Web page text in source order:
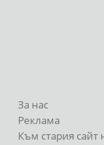
За нас
Реклама
Към стария